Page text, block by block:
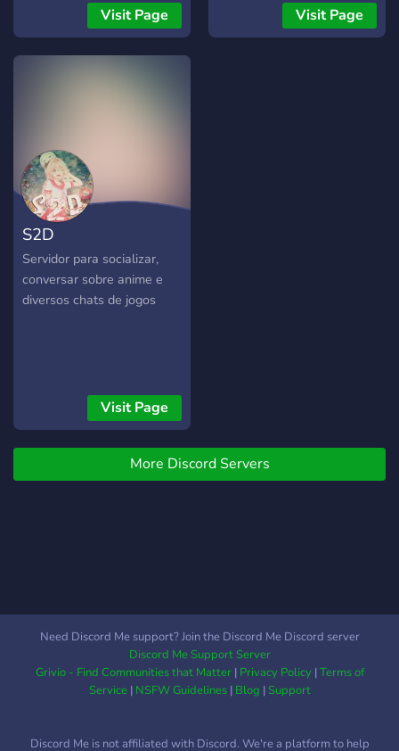
Visit Page
intanção é expandir o
nosso Discord por todo o
Visit Page
S2D
Servidor para socializar,
conversar sobre anime e
diversos chats de jogos
Visit Page
More Discord Servers
Need Discord Me support? Join the Discord Me Discord server
Discord Me Support Server
Grivio - Find Communities that Matter| Privacy Policy|Terms of
Service| NSFW Guidelines| Blog |Support
Discord Me is not affiliated with Discord. We're a platform to help